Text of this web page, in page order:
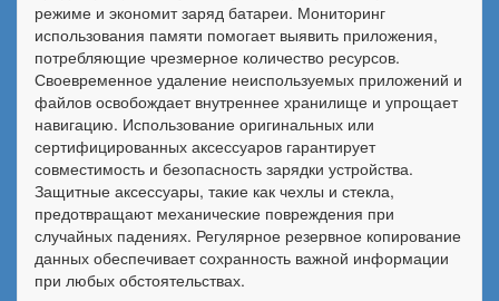
режиме и экономит заряд батареи. Мониторинг
использования памяти помогает выявить приложения,
потребляющие чрезмерное количество ресурсов.
Своевременное удаление неиспользуемых приложений и
файлов освобождает внутреннее хранилище и упрощает
навигацию. Использование оригинальных или
сертифицированных аксессуаров гарантирует
совместимость и безопасность зарядки устройства.
Защитные аксессуары, такие как чехлы и стекла,
предотвращают механические повреждения при
случайных падениях. Регулярное резервное копирование
данных обеспечивает сохранность важной информации
при любых обстоятельствах.